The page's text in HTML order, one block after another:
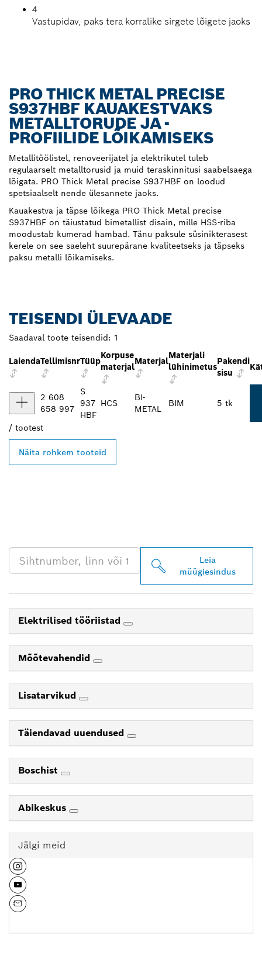
4
Vastupidav, paks tera korralike sirgete lõigete jaoks
PRO THICK METAL PRECISE
S937HBF KAUAKESTVAKS
METALLTORUDE JA -
PROFIILIDE LÕIKAMISEKS
Metallitöölistel, renoveerijatel ja elektrikutel tuleb
regulaarselt metalltorusid ja muid teraskinnitusi saabelsaega
lõigata. PRO Thick Metal precise S937HBF on loodud
spetsiaalselt nende ülesannete jaoks.
Kauakestva ja täpse lõikega PRO Thick Metal precise
S937HBF on täiustatud bimetallist disain, mille HSS-riba
moodustab kumerad hambad. Tänu paksule süsinikterasest
kerele on see saeleht suurepärane kvaliteetseks ja täpseks
paksu metalli lõikamiseks.
TEISENDI ÜLEVAADE
Saadaval toote teisendid: 1
LaiendaTellimisnrTüüp
Korpuse
materjal
Materjal
Materjali
lühinimetus
Pakendi
sisu
2 608
658 997
S
937
HBF
HCS
BI-
METAL
BIM 5 tk
/ tootest
Näita rohkem tooteid
Leia
müügiesindus
Elektrilised tööriistad
Mõõtevahendid
Lisatarvikud
Täiendavad uuendused
Boschist
Abikeskus
Jälgi meid